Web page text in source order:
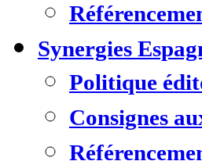
Synergies
Politique
Consignes